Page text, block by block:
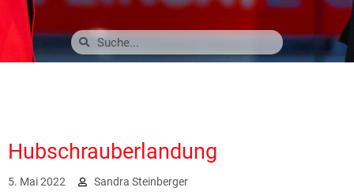
Hubschrauberlandung
5. Mai 2022 Sandra Steinberger